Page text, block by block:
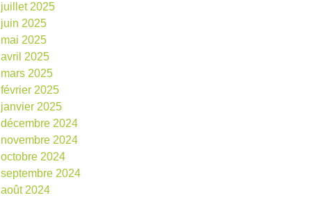
juillet 2025
juin 2025
mai 2025
avril 2025
mars 2025
février 2025
janvier 2025
décembre 2024
novembre 2024
octobre 2024
septembre 2024
août 2024